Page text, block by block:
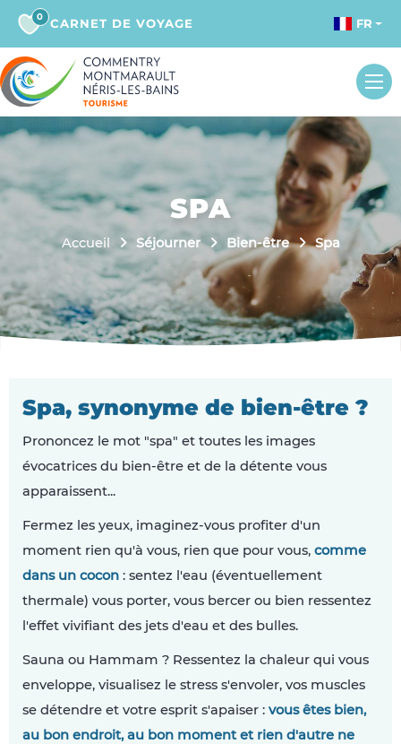
0 CARNET DE VOYAGE FR
SPA
Accueil Séjourner Bien-être Spa
Spa, synonyme de bien-être ?
Prononcez le mot "spa" et toutes les images
évocatrices du bien-être et de la détente vous
apparaissent...
Fermez les yeux, imaginez-vous profiter d'un
moment rien qu'à vous, rien que pour vous, comme
dans un cocon : sentez l'eau (éventuellement
thermale) vous porter, vous bercer ou bien ressentez
l'effet vivifiant des jets d'eau et des bulles.
Sauna ou Hammam ? Ressentez la chaleur qui vous
enveloppe, visualisez le stress s'envoler, vos muscles
se détendre et votre esprit s'apaiser : vous êtes bien,
au bon endroit, au bon moment et rien d'autre ne